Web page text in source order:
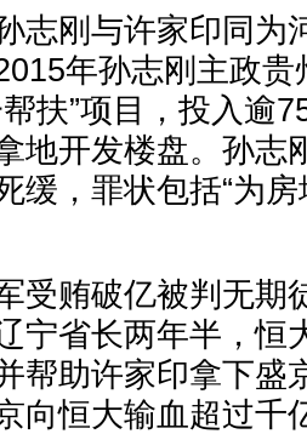
志刚与许家印同为
年孙志刚主政
扶”项目，投入逾
地开发楼盘。孙志
缓，罪状包括“为
受贿破亿被判无期
宁省长两年半，恒
帮助许家印拿下盛
向恒大输血超过千